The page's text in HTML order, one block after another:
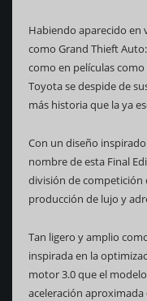
Habiendo aparecido
como Grand Thieft
como en películas
Toyota se despide de
más historia que la ya
Con un diseño inspirado
nombre de esta Final
división de competición
producción de lujo y
Tan ligero y amplio
inspirada en la
motor 3.0 que el
aceleración aproximada